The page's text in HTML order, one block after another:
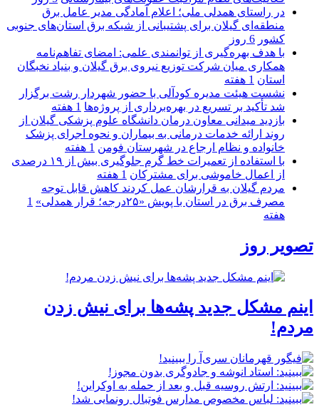
در راستای همدلی ملی؛ اعلام آمادگی مدیر عامل برق
منطقه‌ای گیلان برای پشتیبانی از شبكه برق استان‌های جنوبی
كشور 6 روز
با هدف بهره‌گیری از توانمندی علمی: امضای تفاهم‌نامه
همكاری میان شركت توزیع نیروی برق گیلان و بنیاد نخبگان
استان 1 هفته
نشست هیئت مدیره کودآلی با حضور شهردار رشت برگزار
شد تأکید بر تسریع در بهره‌برداری از پروژه‌ها 1 هفته
بازدید میدانی معاون درمان دانشگاه علوم پزشکی گیلان از
روند ارائه خدمات درمانی به بیماران و نحوه اجرای پزشک
خانواده و نظام ارجاع در شهرستان فومن 1 هفته
با استفاده از تعمیرات خط گرم جلوگیری بیش از ۱۹ درصدی
از اعمال خاموشی برای مشتركان 1 هفته
مردم گیلان به قرارشان عمل کردند كاهش قابل توجه
مصرف برق در استان با پویش «۲۵درجه؛ قرار همدلی»
1
هفته
تصویر روز
اینم مشکل جدید پشه‌ها برای نیش زدن
مردم!